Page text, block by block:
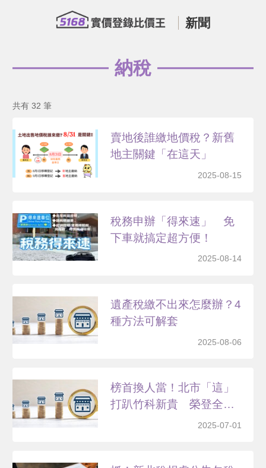
新聞
納稅
共有 32 筆
賣地後誰繳地價稅？新舊
地主關鍵「在這天」
2025-08-15
稅務申辦「得來速」 免
下車就搞定超方便！
2025-08-14
遺產稅繳不出來怎麼辦？4
種方法可解套
2025-08-06
榜首換人當！北市「這」
打趴竹科新貴 榮登全台
2025-07-01